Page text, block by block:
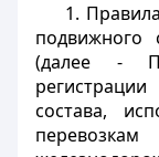
1.
подвижного
(далее -
состава,